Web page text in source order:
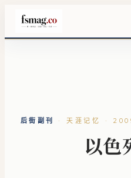
后街副刊 · 天涯记忆 ·
以色